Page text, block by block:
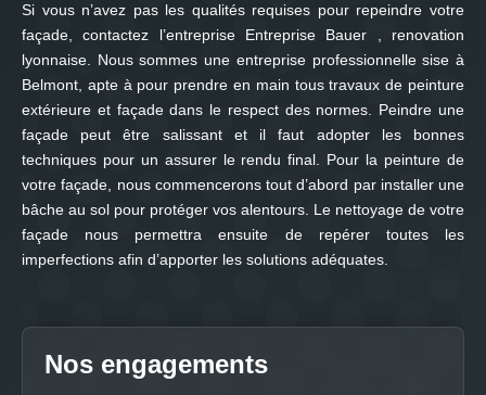
Si vous n’avez pas les qualités requises pour repeindre votre
façade, contactez l’entreprise Entreprise Bauer , renovation
lyonnaise. Nous sommes une entreprise professionnelle sise à
Belmont, apte à pour prendre en main tous travaux de peinture
extérieure et façade dans le respect des normes. Peindre une
façade peut être salissant et il faut adopter les bonnes
techniques pour un assurer le rendu final. Pour la peinture de
votre façade, nous commencerons tout d’abord par installer une
bâche au sol pour protéger vos alentours. Le nettoyage de votre
façade nous permettra ensuite de repérer toutes les
imperfections afin d’apporter les solutions adéquates.
Nos engagements